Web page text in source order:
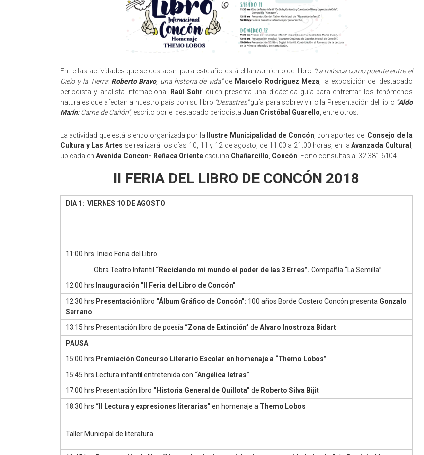
Entre las actividades que se destacan para este año está el lanzamiento del libro “La música como puente entre el
Cielo y la Tierra: Roberto Bravo, una historia de vida”de Marcelo Rodríguez Meza , la exposición del destacado
periodista y analista internacional
Raúl Sohr quien presenta una didáctica guía para enfrentar los fenómenos
naturales que afectan a nuestro país con su libro “Desastres”guía para sobrevivir o la Presentación del libro “Aldo
Marín: Carne de Cañón”, escrito por el destacado periodista Juan Cristóbal Guarello , entre otros.
La actividad que está siendo organizada por la Ilustre Municipalidad de Concón , con aportes del Consejo de la
Cultura y Las Artes se realizará los días 10, 11 y 12 de agosto, de 11:00 a 21:00 horas, en laAvanzada Cultural
ubicada en Avenida Concon- Reñaca Oriente esquina Chañarcillo Concón . Fono consultas al 32 381 6104.
II FERIA DEL LIBRO DE CONCÓN 2018
DIA 1: VIERNES 10 DE AGOSTO
11:00 hrs. Inicio Feria del Libro
Obra Teatro Infantil “Reciclando mi mundo el poder de las 3 Erres”. Compañía “La Semilla”
12:00 hrs Inauguración “II Feria del Libro de Concón”
12:30 hrs Presentación libro “Álbum Gráfico de Concón”: 100 años Borde Costero Concón presenta Gonzalo
Serrano
13:15 hrs Presentación libro de poesía “Zona de Extinción” de Alvaro Inostroza Bidart
PAUSA
15:00 hrs Premiación Concurso Literario Escolar en homenaje a “Themo Lobos”
15:45 hrs Lectura infantil entretenida con “Angélica letras”
17:00 hrs Presentación libro “Historia General de Quillota” de Roberto Silva Bijit
18:30 hrs “II Lectura y expresiones literarias” en homenaje a Themo Lobos
Taller Municipal de literatura